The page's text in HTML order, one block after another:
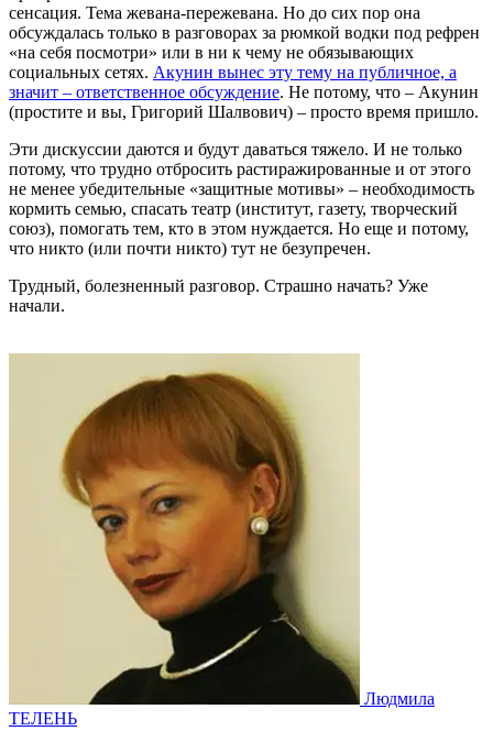
сенсация. Тема жевана-пережевана. Но до сих пор она
обсуждалась только в разговорах за рюмкой водки под рефрен
«на себя посмотри» или в ни к чему не обязывающих
социальных сетях. Акунин вынес эту тему на публичное, а
значит – ответственное обсуждение. Не потому, что – Акунин
(простите и вы, Григорий Шалвович) – просто время пришло.
Эти дискуссии даются и будут даваться тяжело. И не только
потому, что трудно отбросить растиражированные и от этого
не менее убедительные «защитные мотивы» – необходимость
кормить семью, спасать театр (институт, газету, творческий
союз), помогать тем, кто в этом нуждается. Но еще и потому,
что никто (или почти никто) тут не безупречен.
Трудный, болезненный разговор. Страшно начать? Уже
начали.
Людмила
ТЕЛЕНЬ